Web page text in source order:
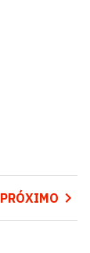
PRÓXIMO